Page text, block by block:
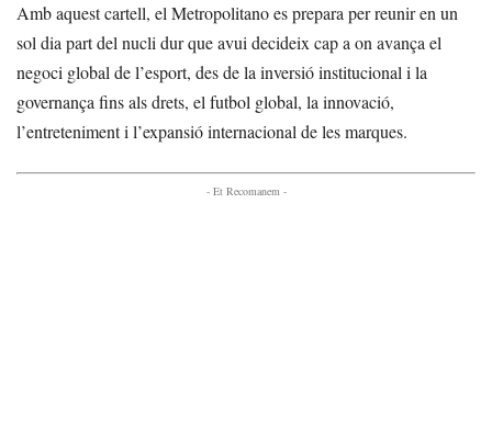
Amb aquest cartell, el Metropolitano es prepara per reunir en un
sol dia part del nucli dur que avui decideix cap a on avança el
negoci global de l’esport, des de la inversió institucional i la
governança fins als drets, el futbol global, la innovació,
l’entreteniment i l’expansió internacional de les marques.
- Et Recomanem -